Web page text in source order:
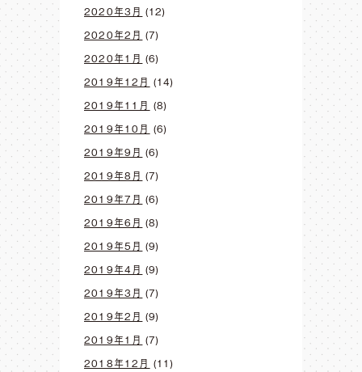
2020年3月 (12)
2020年2月 (7)
2020年1月 (6)
2019年12月 (14)
2019年11月 (8)
2019年10月 (6)
2019年9月 (6)
2019年8月 (7)
2019年7月 (6)
2019年6月 (8)
2019年5月 (9)
2019年4月 (9)
2019年3月 (7)
2019年2月 (9)
2019年1月 (7)
2018年12月 (11)